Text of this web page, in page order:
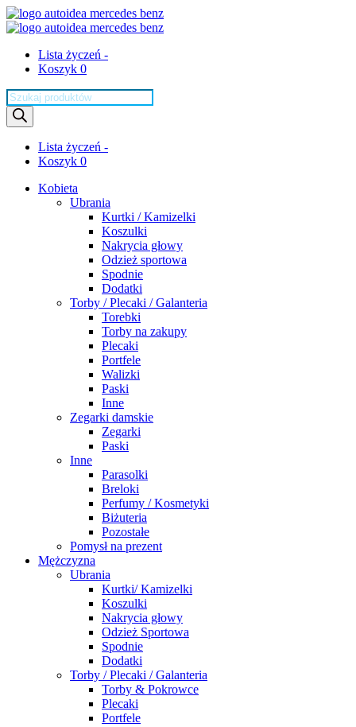
Lista życzeń -
Koszyk 0
Wyszukiwarka
produktów
Lista życzeń -
Koszyk 0
Kobieta
Ubrania
Kurtki / Kamizelki
Koszulki
Nakrycia głowy
Odzież sportowa
Spodnie
Dodatki
Torby / Plecaki / Galanteria
Torebki
Torby na zakupy
Plecaki
Portfele
Walizki
Paski
Inne
Zegarki damskie
Zegarki
Paski
Inne
Parasolki
Breloki
Perfumy / Kosmetyki
Biżuteria
Pozostałe
Pomysł na prezent
Mężczyzna
Ubrania
Kurtki/ Kamizelki
Koszulki
Nakrycia głowy
Odzież Sportowa
Spodnie
Dodatki
Torby / Plecaki / Galanteria
Torby & Pokrowce
Plecaki
Portfele